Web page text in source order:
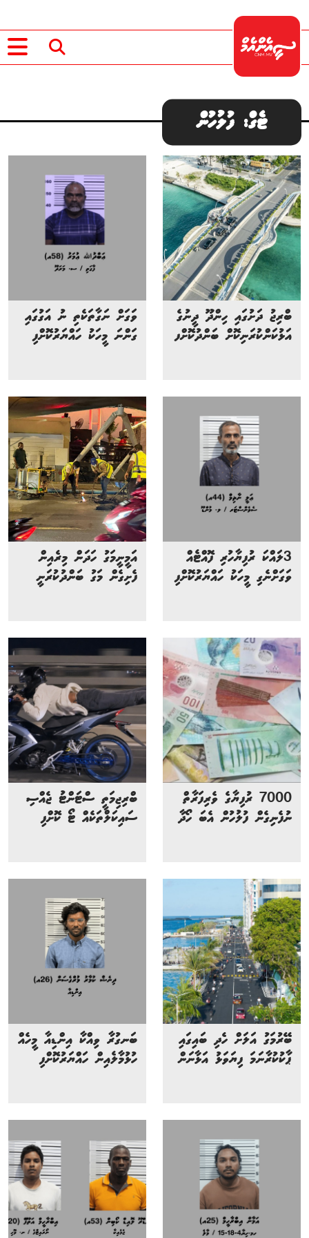
ޓެގް: ފުލުހުން
ބްރިޖު ދަށުގައި ހިންދޫ ދީނުގެ
އަޅުކަންކުރަނިކޮށް ބަންދުކޮށްފ
ވަގަށް ނަގާތަކެތި ނު އަގުގައި
ގަންނަ މީހަކު ހައްޔަރުކޮށްފި
3ލައްކަ ރުފިޔާހުރި ފޮއްޓެއް
ވަގަށްނެގި މީހަކު ހައްޔަރުކޮށްފި
އަމީނީމަގު ހަދަން މިރެއިން
ފެށިގެން މަގު ބަންދުކުރަނީ
7000 ރުފިޔާގެ ވެރިފަރާތް
ނުފެނިގެން ފުލުހުން އެބަ ހޯދާ
ބްރިޖިމަތީ ސްޓަންޓު ޖެއްސި
ސައިކަލްތަކެއް ޓޯ ކޮށްފި
ބޭރުމަގު އަލަށް ހެދި ބައިގައި
ޕާކުކުރާނަމަ ފިޔަވަޅު އަޅާނަން
ބަނގުރާ ވިއްކާ އިންޑިއާ މީހެއް
ހުޅުމާލެއިން ހައްޔަރުކޮށްފި